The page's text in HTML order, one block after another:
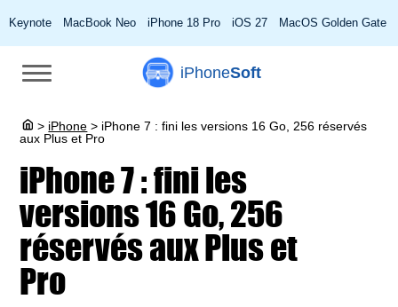
Keynote MacBook Neo iPhone 18 Pro iOS 27 MacOS Golden Gate
iPhoneSoft
> iPhone > iPhone 7 : fini les versions 16 Go, 256 réservés
aux Plus et Pro
iPhone 7 : fini les
versions 16 Go, 256
réservés aux Plus et
Pro